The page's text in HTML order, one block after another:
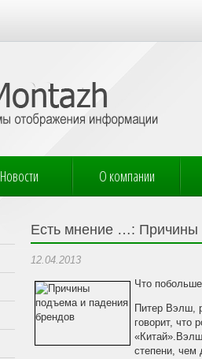
Новости О компании
Есть мнение …: Причины
12.04.2013
Что
Питер Вэлш,
говорит, что
степени, чем